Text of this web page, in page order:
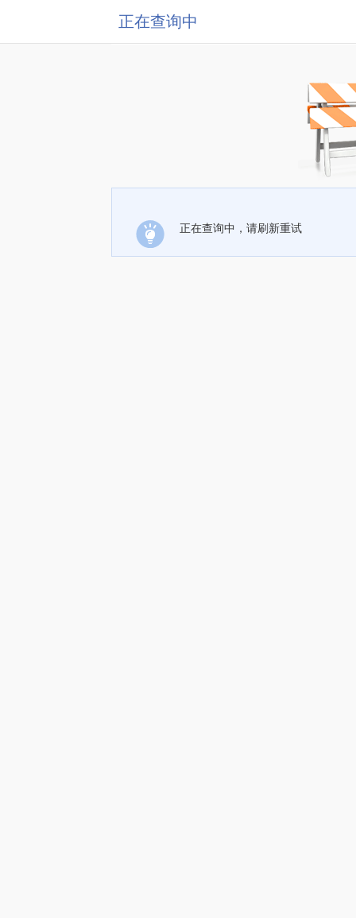
正在查询中
正在查询中，请刷新重试